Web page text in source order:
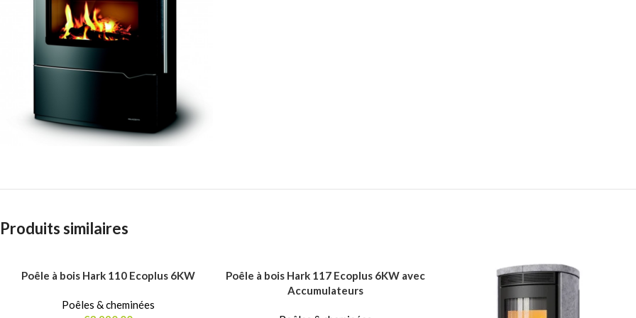
Produits similaires
AJOUTER AU PANIER
Poêle à bois Hark 110 Ecoplus 6KW
Poêles & cheminées
AJOUTER AU PANIER
Poêle à bois Hark 117 Ecoplus 6KW avec
Accumulateurs